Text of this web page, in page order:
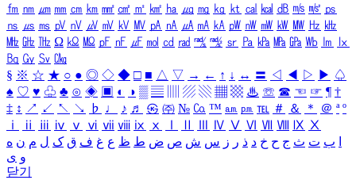
㎙ ㎚ ㎛ ㎜ ㎝ ㎞ ㎟ ㎠ ㎡ ㎢ ㏊ ㎍ ㎎ ㎏ ㏏ ㎈ ㎉ ㏈ ㎧ ㎨ ㎰
㎱ ㎲ ㎳ ㎴ ㎵ ㎶ ㎷ ㎸ ㎹ ㎀ ㎁ ㎂ ㎃ ㎄ ㎺ ㎻ ㎽ ㎾ ㎿ ㎐ ㎑
㎒ ㎓ ㎔ Ω ㏀ ㏁ ㎊ ㎋ ㎌ ㏖ ㏅ ㎭ ㎮ ㎯ ㏛ ㎩ ㎪ ㎫ ㎬ ㏝ ㏐
㏓
㏃ ㏉ ㏜ ㏆
§ ※ ☆ ★ ○ ● ◎ ◇ ◆ □ ■ △ ▽ → ← ↑ ↓ ↔ 〓 ◁ ◀ ▷ ▶ ♤
♠ ♡ ♥ ♧ ♣ ⊙ ◈ ▣ ◐ ◑ ▒ ▤ ▨ ▧ ▦ ▩ ♨ ☏ ☎ ☜ ☞ ¶ †
‡ ↕ ↗ ↙ ↖ ↘ ♭ ♩ ♪ ♬ ㉿ ㈜ № ㏇ ™ ㏂ ㏘ ℡ ＃ ＆ ＊ ＠ ª º
ⅰ
ⅱ ⅲ ⅳ ⅴ ⅵ ⅶ ⅷ ⅸ ⅹ Ⅳ Ⅴ Ⅵ Ⅶ Ⅷ Ⅸ Ⅹ
ب ت ث ج ح خ د ذ ر ز س ش ص ض ط ظ ع غ ف ق ک ل م ن ه
و ی
닫기